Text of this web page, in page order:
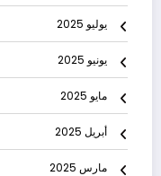
يوليو 2025
يونيو 2025
مايو 2025
أبريل 2025
مارس 2025